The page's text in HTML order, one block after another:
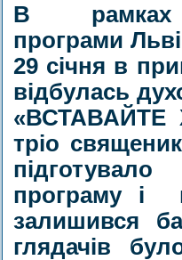
В рамках
програми
29 січня в
відбулась
«ВСТАВАЙТЕ
тріо
програму і
залишився
глядачів